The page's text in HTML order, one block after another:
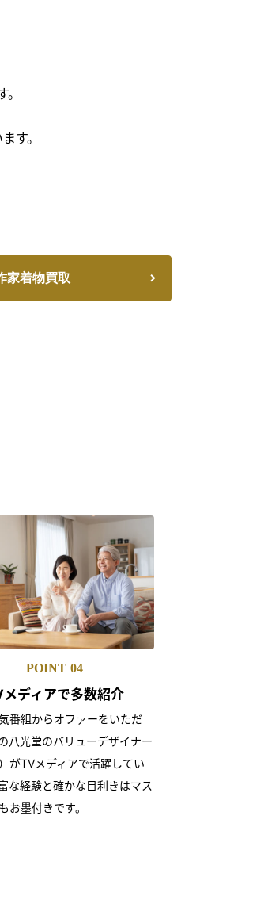
す。
家着物買取
POINT 04
ディアで多数紹介
番組からオファーをいただ
八光堂のバリューデザイナー
）がTVメディアで活躍してい
な経験と確かな目利きはマス
お墨付きです。